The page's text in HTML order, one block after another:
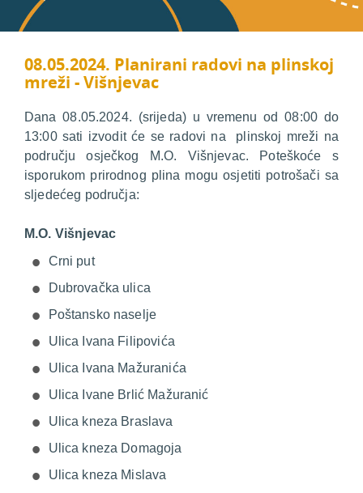
08.05.2024. Planirani radovi na plinskoj
mreži - Višnjevac
Dana 08.05.2024. (srijeda) u vremenu od 08:00 do
13:00 sati izvodit će se radovi na plinskoj mreži na
području osječkog M.O. Višnjevac. Poteškoće s
isporukom prirodnog plina mogu osjetiti potrošači sa
sljedećeg područja:
M.O. Višnjevac
Crni put
Dubrovačka ulica
Poštansko naselje
Ulica Ivana Filipovića
Ulica Ivana Mažuranića
Ulica Ivane Brlić Mažuranić
Ulica kneza Braslava
Ulica kneza Domagoja
Ulica kneza Mislava